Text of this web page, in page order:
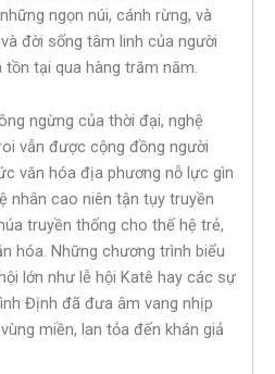
ngọn núi, cánh rừng, và
đời sống tâm linh của người
tồn tại qua hàng trăm năm.
ngừng của thời đại, nghệ
vẫn được cộng đồng người
văn hóa địa phương nỗ lực gìn
nhân cao niên tận tụy truyền
truyền thống cho thế hệ trẻ,
hóa. Những chương trình biểu
lớn như lễ hội Katê hay các sự
Định đã đưa âm vang nhịp
miền, lan tỏa đến khán giả